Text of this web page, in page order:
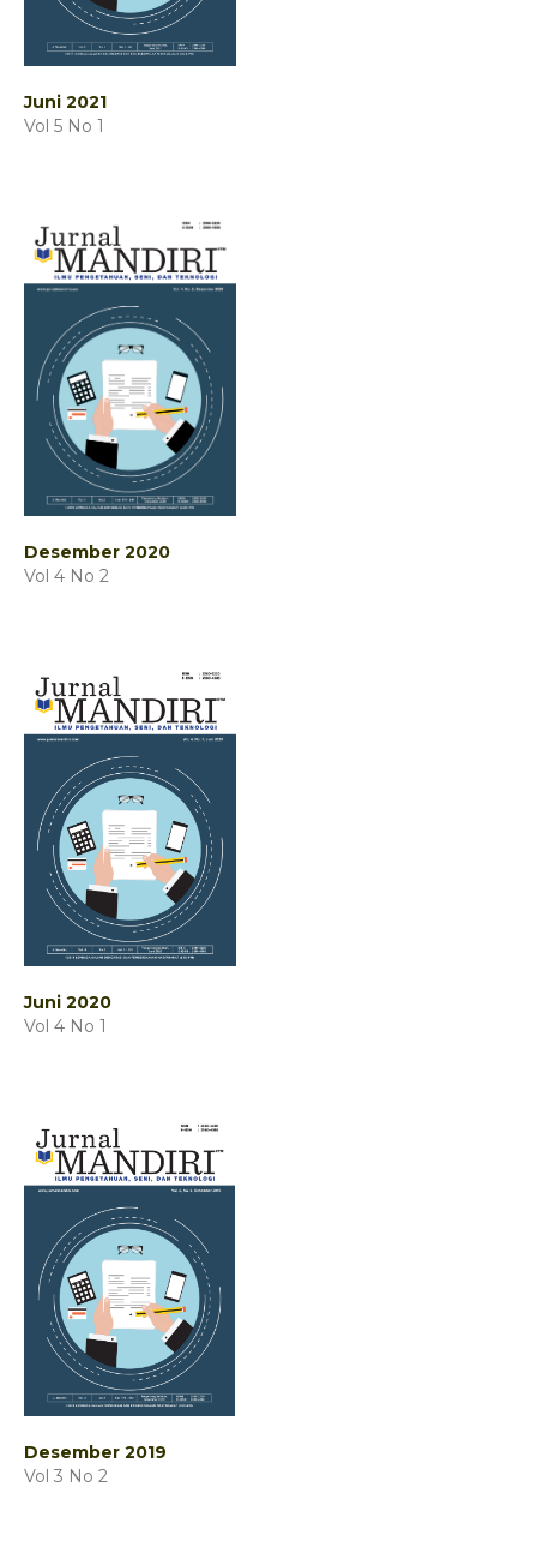
Juni 2021
Vol 5 No 1
Desember 2020
Vol 4 No 2
Juni 2020
Vol 4 No 1
Desember 2019
Vol 3 No 2